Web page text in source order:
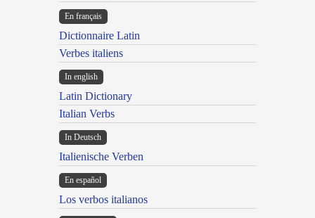
En français
Dictionnaire Latin
Verbes italiens
In english
Latin Dictionary
Italian Verbs
In Deutsch
Italienische Verben
En español
Los verbos italianos